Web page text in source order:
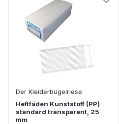
Der Kleiderbügelriese
Heftfäden Kunststoff (PP)
standard transparent, 25
mm